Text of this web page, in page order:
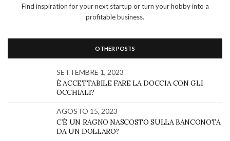
Find inspiration for your next startup or turn your hobby into a
profitable business.
OTHER POSTS
SETTEMBRE 1, 2023
È ACCETTABILE FARE LA DOCCIA CON GLI
OCCHIALI?
AGOSTO 15, 2023
C’È UN RAGNO NASCOSTO SULLA BANCONOTA
DA UN DOLLARO?